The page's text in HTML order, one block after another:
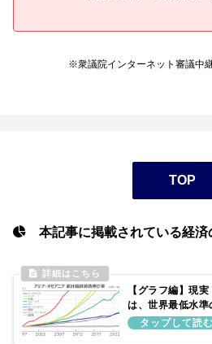
※衆議院インターネット審議中
TOP
本記事に掲載されている経済
【グラフ編】現
は、世界最低水
消費の低迷を顧み